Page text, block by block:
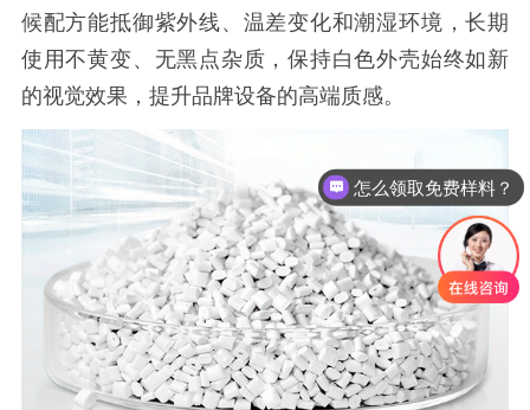
候配方能抵御紫外线、温差变化和潮湿环境，长期
使用不黄变、无黑点杂质，保持白色外壳始终如新
的视觉效果，提升品牌设备的高端质感。
怎么领取免费样料？